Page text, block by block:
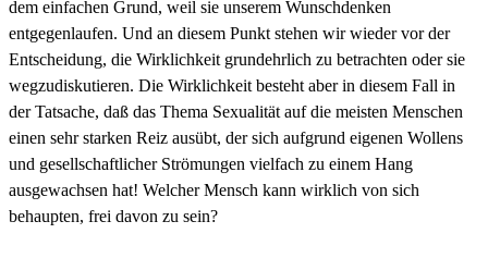
dem einfachen Grund, weil sie unserem Wunschdenken
entgegenlaufen. Und an diesem Punkt stehen wir wieder vor der
Entscheidung, die Wirklichkeit grundehrlich zu betrachten oder sie
wegzudiskutieren. Die Wirklichkeit besteht aber in diesem Fall in
der Tatsache, daß das Thema Sexualität auf die meisten Menschen
einen sehr starken Reiz ausübt, der sich aufgrund eigenen Wollens
und gesellschaftlicher Strömungen vielfach zu einem Hang
ausgewachsen hat! Welcher Mensch kann wirklich von sich
behaupten, frei davon zu sein?